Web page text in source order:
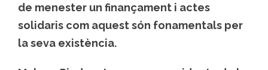
de menester un finançament i actes
solidaris com aquest són fonamentals per
la seva existència.